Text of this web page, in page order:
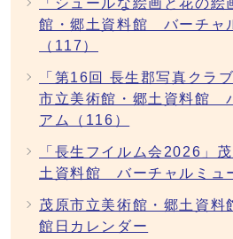
「シュールな絵画と花の
館・郷土資料館 バーチャ
（117）
「第16回 長生郡写真クラ
市立美術館・郷土資料館
アム（116）
「長生フイルム会2026」
土資料館 バーチャルミュ
茂原市立美術館・郷土資
館日カレンダー